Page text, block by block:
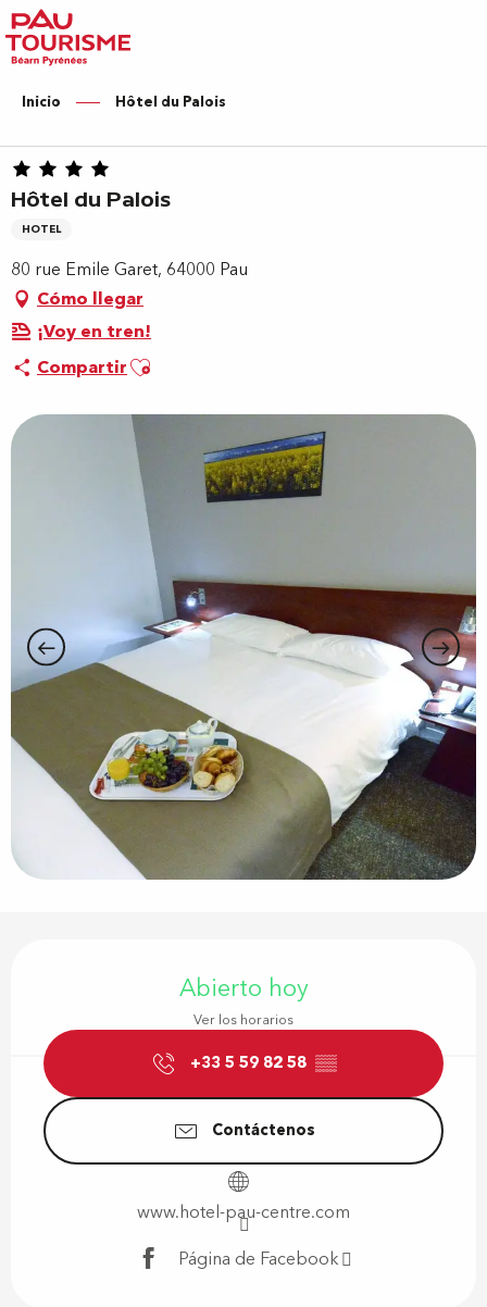
Aller
au
contenu
principal
Inicio Hôtel du Palois
Hôtel du Palois
HOTEL
80 rue Emile Garet, 64000 Pau
Cómo llegar
¡Voy en tren!
CompartirAjouter aux favoris
Abierto hoy
Ver los horarios
+33 5 59 82 58 ▒▒
Contáctenos
www.hotel-pau-centre.com
Página de Facebook